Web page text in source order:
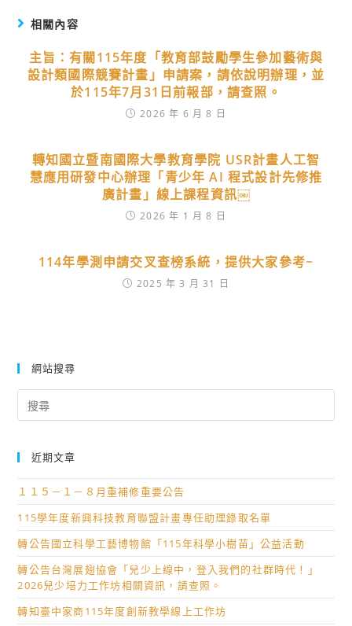
相關內容
主旨：有關115年度「教育部鼓勵學生參加藝術與
設計類國際競賽計畫」申請案，請依說明辦理，並
於115年7月31日前報部，請查照。
2026 年 6 月 8 日
轉知國立暨南國際大學教育學院 USR計畫人工智
慧應用研發中心辦理「青少年 AI 程式設計先修推
廣計畫」線上課程資訊￼
2026 年 1 月 8 日
114年學測申請交叉查榜系統，提供大家參考~
2025 年 3 月 31 日
網站搜尋
for:
近期文章
１１５－１－８月重補修重要公告
115學年度新興科技教育聯盟計畫專任助理錄取名單
轉公告國立科學工藝博物館「115年科學小樹苗」公益活動
轉公告台灣展翅協會「兒少上線中，登入我們的社群時代！」
2026兒少培力工作坊相關資訊，請查照。
轉知臺中家商115年度創新教學線上工作坊